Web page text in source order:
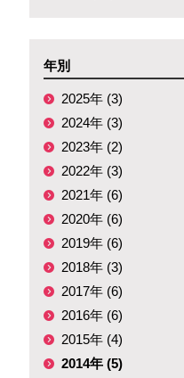
年別
2025年 (3)
2024年 (3)
2023年 (2)
2022年 (3)
2021年 (6)
2020年 (6)
2019年 (6)
2018年 (3)
2017年 (6)
2016年 (6)
2015年 (4)
2014年 (5)